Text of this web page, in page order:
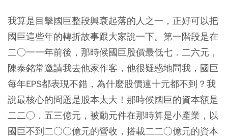
我算是目擊國巨整段興衰起落的人之一，正好可以把
國巨這些年的轉折故事跟大家說一下。第一階段是在
二○一一年前後，那時候國巨股價最低七．二六元，
陳泰銘常邀請我去他家作客，他很疑惑地問我，國巨
每年EPS都表現不錯，為什麼股價連十元都不到？我
說最核心的問題是股本太大！那時候國巨的資本額是
二二○．五三億元，被動元件在那時算是小產業，以
國巨不到二○○億元的營收，搭載二二○億元的資本